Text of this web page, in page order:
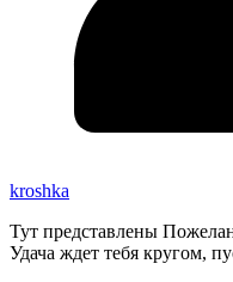
kroshka
Тут представлены
Удача ждет тебя кругом,